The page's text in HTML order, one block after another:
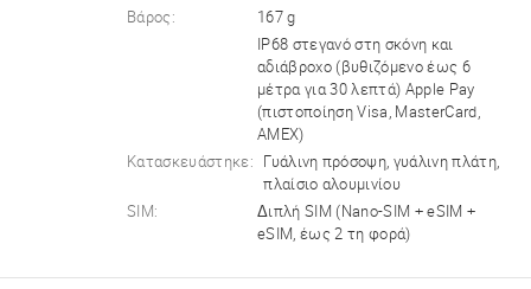
Βάρος:
167 g
IP68 στεγανό στη σκόνη και
αδιάβροχο (βυθιζόμενο έως 6
μέτρα για 30 λεπτά) Apple Pay
(πιστοποίηση Visa, MasterCard,
AMEX)
Κατασκευάστηκε:
Γυάλινη πρόσοψη, γυάλινη πλάτη,
πλαίσιο αλουμινίου
SIM:
Διπλή SIM (Nano-SIM + eSIM +
eSIM, έως 2 τη φορά)